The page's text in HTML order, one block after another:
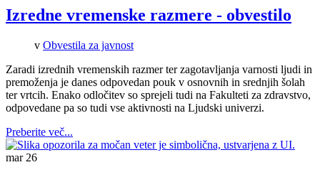
Izredne vremenske razmere - obvestilo
v Obvestila za javnost
Zaradi izrednih vremenskih razmer ter zagotavljanja varnosti ljudi in
premoženja je danes odpovedan pouk v osnovnih in srednjih šolah
ter vrtcih. Enako odločitev so sprejeli tudi na Fakulteti za zdravstvo,
odpovedane pa so tudi vse aktivnosti na Ljudski univerzi.
Preberite več...
mar 26